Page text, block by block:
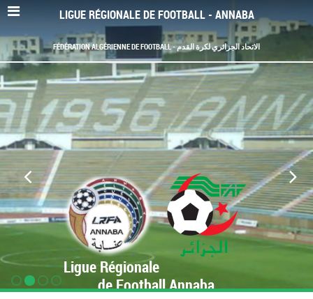
LIGUE RÉGIONALE DE FOOTBALL - ANNABA
FÉDÉRATION ALGÉRIENNE DE FOOTBALL - الاتحاد الجزائري لكرة القدم
Ligue Régionale
de Football Annaba